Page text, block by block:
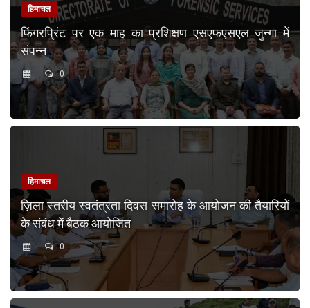
हिमाचल
फिंगरप्रिंट पर एक माह का प्रशिक्षण एसएफएसएल जुन्गा में
संपन्न
0
हिमाचल
ज़िला स्तरीय स्वतंत्रता दिवस समारोह के आयोजन की तैयारियों
के संबंध में बैठक आयोजित
0